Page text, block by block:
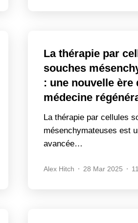
La thérapie par
souches
: une nouvelle ère
médecine
La thérapie par cellules
mésenchymateuses est
avancée…
Alex Hitch 28 Mar 2025